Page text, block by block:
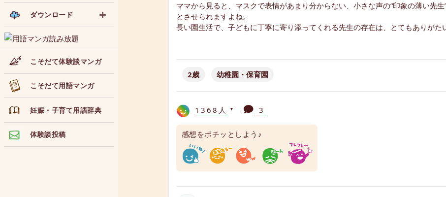
ダウンロード
こそだて体験談マンガ
こそだて用語マンガ
妊娠・子育て用語辞典
体験談投稿
ママから見ると、マスクで表情があまり分からない、小さな声の“印象の薄い先
とさせられますよね。
長い園生活で、子どもに丁寧に寄り添ってくれる先生の存在は、とてもありがた
2歳 幼稚園・保育園
1368人 ▼ 3
感想をポチッとしよう♪